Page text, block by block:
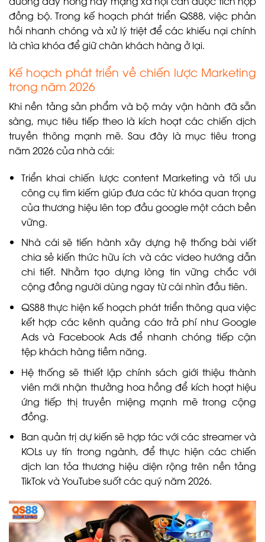
đồng bộ. Trong kế hoạch phát triển QS88, việc phản
hồi nhanh chóng và xử lý triệt để các khiếu nại chính
là chìa khóa để giữ chân khách hàng ở lại.
Kế hoạch phát triển về chiến lược Marketing
trong năm 2026
Khi nền tảng sản phẩm và bộ máy vận hành đã sẵn
sàng, mục tiêu tiếp theo là kích hoạt các chiến dịch
truyền thông mạnh mẽ. Sau đây là mục tiêu trong
năm 2026 của nhà cái:
Triển khai chiến lược content Marketing và tối ưu
công cụ tìm kiếm giúp đưa các từ khóa quan trọng
của thương hiệu lên top đầu google một cách bền
vững.
Nhà cái sẽ tiến hành xây dựng hệ thống bài viết
chia sẻ kiến thức hữu ích và các video hướng dẫn
chi tiết. Nhằm tạo dựng lòng tin vững chắc với
cộng đồng người dùng ngay từ cái nhìn đầu tiên.
QS88 thực hiện kế hoạch phát triển thông qua việc
kết hợp các kênh quảng cáo trả phí như Google
Ads và Facebook Ads để nhanh chóng tiếp cận
tệp khách hàng tiềm năng.
Hệ thống sẽ thiết lập chính sách giới thiệu thành
viên mới nhận thưởng hoa hồng để kích hoạt hiệu
ứng tiếp thị truyền miệng mạnh mẽ trong cộng
đồng.
Ban quản trị dự kiến sẽ hợp tác với các streamer và
KOLs uy tín trong ngành, để thực hiện các chiến
dịch lan tỏa thương hiệu diện rộng trên nền tảng
TikTok và YouTube suốt các quý năm 2026.